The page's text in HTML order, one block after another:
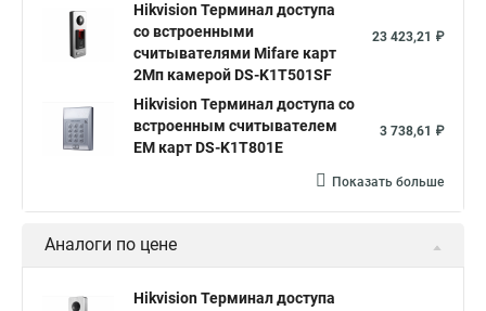
Hikvision Терминал доступа
со встроенными
считывателями Mifare карт
2Мп камерой DS-K1T501SF
23 423,21 ₽
Hikvision Терминал доступа со
встроенным считывателем
EM карт DS-K1T801E
3 738,61 ₽
Показать больше
Аналоги по цене
Hikvision Терминал доступа